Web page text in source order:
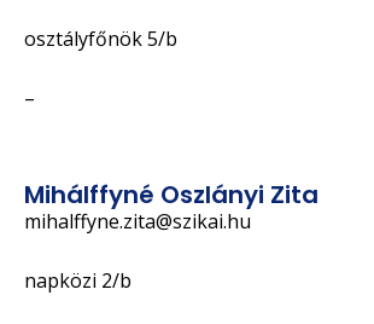
osztályfőnök 5/b
–
Mihálffyné Oszlányi Zita
mihalffyne.zita@szikai.hu
napközi 2/b